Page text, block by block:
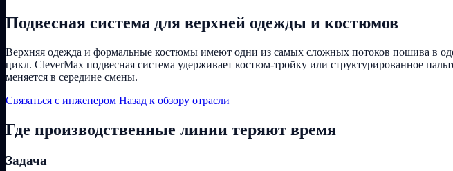
Подвесная система для верхней одежды и костюмов
Верхняя одежда и формальные костюмы имеют одни из самых сложных потоков пошива в
цикл. CleverMax подвесная система удерживает костюм-тройку или структурированное
меняется в середине смены.
Связаться с инженером Назад к обзору отрасли
Где производственные линии теряют время
Задача